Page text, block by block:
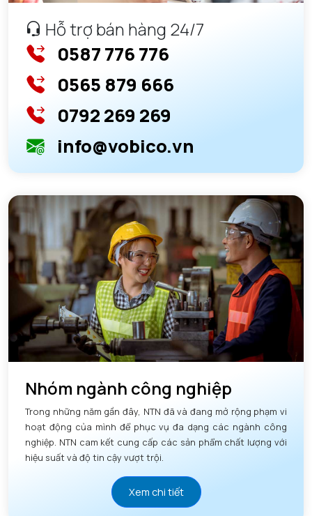
Hỗ trợ bán hàng 24/7
0587 776 776
0565 879 666
0792 269 269
info@vobico.vn
Nhóm ngành công nghiệp
Trong những năm gần đây, NTN đã và đang mở rộng phạm vi
hoạt động của mình để phục vụ đa dạng các ngành công
nghiệp. NTN cam kết cung cấp các sản phẩm chất lượng với
hiệu suất và độ tin cậy vượt trội.
Xem chi tiết